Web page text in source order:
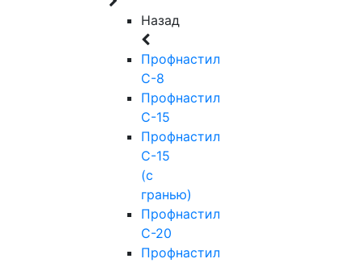
Назад
Профнастил
С-8
Профнастил
С-15
Профнастил
С-15
(с
гранью)
Профнастил
С-20
Профнастил